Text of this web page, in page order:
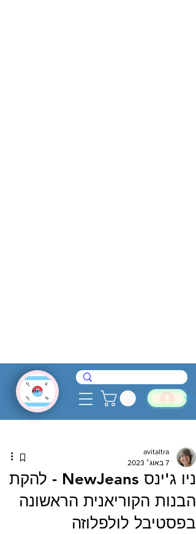
ניו ג'ינס NewJeans - להקת
הבנות הקוריאנית הראשונה
בפסטיבל לולפלוזה
avitaltra
7 באוג׳ 2023